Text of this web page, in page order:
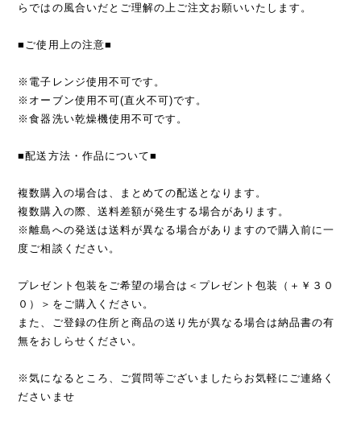
らではの風合いだとご理解の上ご注文お願いいたします。
■ご使用上の注意■
※電子レンジ使用不可です。
※オーブン使用不可(直火不可)です。
※食器洗い乾燥機使用不可です。
■配送方法・作品について■
複数購入の場合は、まとめての配送となります。
複数購入の際、送料差額が発生する場合があります。
※離島への発送は送料が異なる場合がありますので購入前に一
度ご相談ください。
プレゼント包装をご希望の場合は＜プレゼント包装（＋￥３０
０）＞をご購入ください。
また、ご登録の住所と商品の送り先が異なる場合は納品書の有
無をおしらせください。
※気になるところ、ご質問等ございましたらお気軽にご連絡く
ださいませ